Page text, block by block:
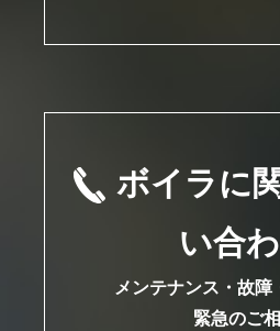
ボイラに
い合
メンテナンス・故障
緊急のご